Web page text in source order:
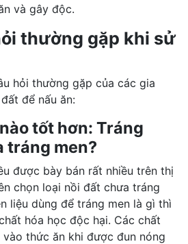
và gây độc.
thường gặp khi sử
hỏi thường gặp của các gia
để nấu ăn:
tốt hơn: Tráng
tráng men?
được bày bán rất nhiều trên thị
chọn loại nồi đất chưa tráng
liệu dùng để tráng men là gì thì
hóa học độc hại. Các chất
thức ăn khi được đun nóng